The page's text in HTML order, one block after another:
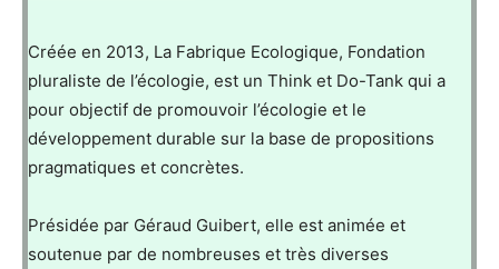
Créée en 2013, La Fabrique Ecologique, Fondation
pluraliste de l’écologie, est un Think et Do-Tank qui a
pour objectif de promouvoir l’écologie et le
développement durable sur la base de propositions
pragmatiques et concrètes.
Présidée par Géraud Guibert, elle est animée et
soutenue par de nombreuses et très diverses